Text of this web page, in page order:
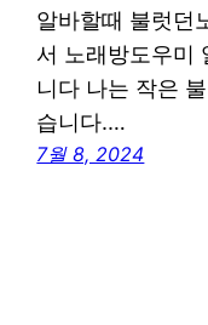
알바할때 불럿던
서 노래방도우미
니다 나는 작은
습니다.…
7월 8, 2024